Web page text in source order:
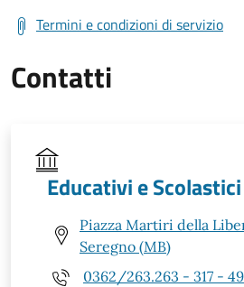
Termini e condizioni di servizio
Contatti
Educativi e Scolastici
Piazza Martiri della
Seregno (MB)
0362/263.263 - 317 -